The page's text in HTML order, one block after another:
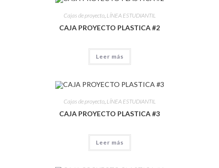
Cajas de proyecto, LÍNEA ESTUDIANTIL
CAJA PROYECTO PLASTICA #2
Leer más
Cajas de proyecto, LÍNEA ESTUDIANTIL
CAJA PROYECTO PLASTICA #3
Leer más